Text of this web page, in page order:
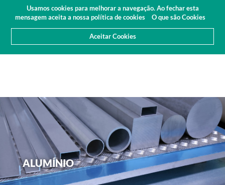
Usamos cookies para melhorar a navegação. Ao fechar esta
mensagem aceita a nossa política de cookies
O que são Cookies
Aceitar Cookies
Área Cliente
Orçamento(0)
ALUMÍNIO